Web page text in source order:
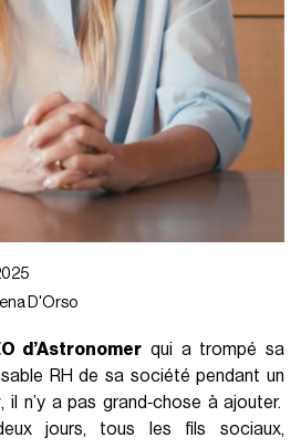
D'Orso
d’Astronomer qui a trompé sa
RH de sa société pendant un
, il n’y a pas grand‑chose à ajouter.
jours, tous les fils sociaux,